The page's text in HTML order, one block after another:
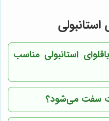
استانبولی مناسب
سفت می‌شود؟